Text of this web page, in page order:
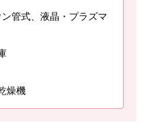
ン管式、液晶・プラズマ
燥機